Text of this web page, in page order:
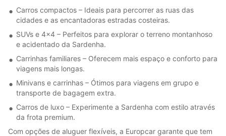
Carros compactos – Ideais para percorrer as ruas das
cidades e as encantadoras estradas costeiras.
SUVs e 4x4 – Perfeitos para explorar o terreno montanhoso
e acidentado da Sardenha.
Carrinhas familiares – Oferecem mais espaço e conforto para
viagens mais longas.
Minivans e carrinhas – Ótimos para viagens em grupo e
transporte de bagagem extra.
Carros de luxo – Experimente a Sardenha com estilo através
da frota premium.
Com opções de aluguer flexíveis, a Europcar garante que tem